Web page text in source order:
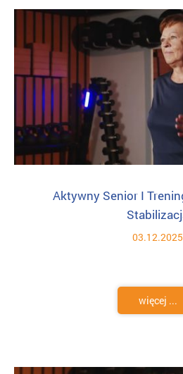
Aktywny Senior I
03.12.2025
więcej ...